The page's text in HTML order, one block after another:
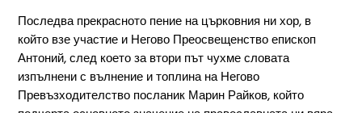
Последва прекрасното пение на църковния ни хор, в
който взе участие и Негово Преосвещенство епископ
Антоний, след което за втори път чухме словата
изпълнени с вълнение и топлина на Негово
Превъзходителство посланик Марин Райков, който